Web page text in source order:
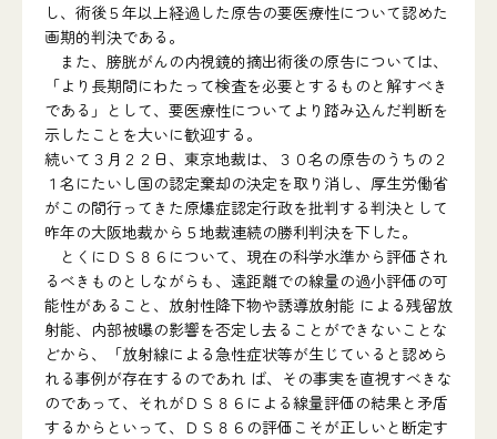
し、術後５年以上経過した原告の要医療性について認めた
画期的判決である。
また、膀胱がんの内視鏡的摘出術後の原告については、
「より長期間にわたって検査を必要とするものと解すべき
である」として、要医療性についてより踏み込んだ判断を
示したことを大いに歓迎する。
続いて３月２２日、東京地裁は、３０名の原告のうちの２
１名にたいし国の認定棄却の決定を取り消し、厚生労働省
がこの間行ってきた原爆症認定行政を批判する判決として
昨年の大阪地裁から５地裁連続の勝利判決を下した。
とくにＤＳ８６について、現在の科学水準から評価され
るべきものとしながらも、遠距離での線量の過小評価の可
能性があること、放射性降下物や誘導放射能 による残留放
射能、内部被曝の影響を否定し去ることができないことな
どから、「放射線による急性症状等が生じていると認めら
れる事例が存在するのであれ ば、その事実を直視すべきな
のであって、それがＤＳ８６による線量評価の結果と矛盾
するからといって、ＤＳ８６の評価こそが正しいと断定す